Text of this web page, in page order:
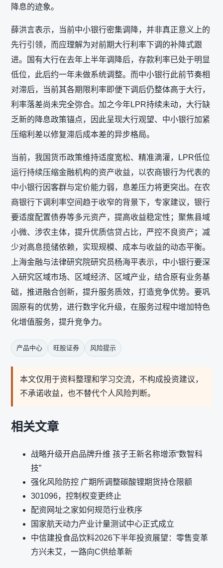
降息的迹象。
薛洪言表示，当前中小银行密集调降，并非真正意义上的
先行引领，而应理解为对前期大行利率下调的补降式跟
进。国有大行在去年上半年调降后，存款利率已处于明显
低位，此后约一年未做系统调整。而中小银行此前节奏相
对滞后，当前其各期限利率即便下调后仍整体高于大行，
利率落差尚未完全弥合。加之今年LPR持续未动，大行缺
乏新的降息政策锚点，因此呈现大行观望、中小银行加紧
压缩利差以修复滞后成本差的异步格局。
当前，我国货币政策维持适度宽松、精准滴灌，LPR低位
运行持续压缩金融机构的资产收益，以农商银行为代表的
中小银行因客群与定价能力弱，息差压力将更突出。在农
商银行下调利率空间趋于收窄的背景下，专家建议，银行
要适度配置债券等多元资产，提高收益稳定性；聚焦县域
小微、涉农主体，提升优质信贷占比，严控不良资产；减
少对高息揽储依赖，实现规模、成本与收益的动态平衡。
上海金融与法律研究院研究员杨海平表示，中小银行要深
入研究区域市场、区域经济、区域产业，结合原有业务基
础，推进融合创新，提升服务质效，打造竞争优势。要巩
固原有的优势，进行数字化升级，在服务过程中增加特色
化增值服务，提升竞争力。
产品中心 旺股证券 风险提示
本文仅用于资料整理和学习交流，不构成投资建议，
不承诺收益，也不替代个人风险判断。
相关文章
战略升级开启品牌升维 孩子王新名称增添“数智科
技”
强化风险防控 广期所调整碳酸锂期货持仓限额
301096，控制权变更终止
配资网址之家如何规范行业秩序
国家航天动力产业计量测试中心正式成立
中信建投食品饮料2026下半年投资展望：零售变革
方兴未艾，一路向C供给革新